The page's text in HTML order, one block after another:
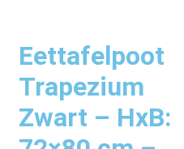
Eettafelpoot
Trapezium
Zwart – HxB: